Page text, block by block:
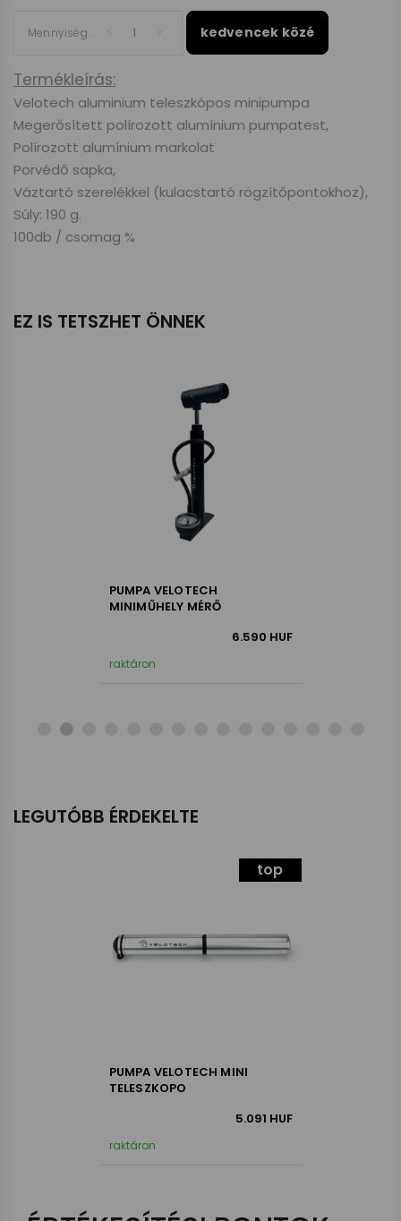
Mennyiség : kedvencek közé
Termékleírás:
Velotech aluminium teleszkópos minipumpa
Megerősített polírozott alumínium pumpatest,
Polírozott alumínium markolat
Porvédő sapka,
Váztartó szerelékkel (kulacstartó rögzítőpontokhoz),
Súly: 190 g.
100db / csomag %
EZ IS TETSZHET ÖNNEK
PUMPA VELOTECH
MINIMŰHELY MÉRŐ
6.590 HUF
raktáron
LEGUTÓBB ÉRDEKELTE
top
PUMPA VELOTECH MINI
TELESZKOPO
5.091 HUF
raktáron